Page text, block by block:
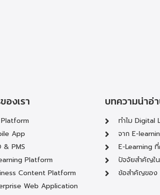
องเรา
App
& PMS
Platform
Content Platform
Web Application
บทความน่าอ่
ทำไม Digital
จาก E-
E-Learning
ปัจจัยสำคัญใ
ข้อสำคัญของ